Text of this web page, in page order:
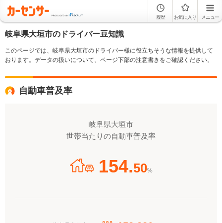
履歴 お気に入り メニュー
岐阜県大垣市のドライバー豆知識
このページでは、岐阜県大垣市のドライバー様に役立ちそうな情報を提供して
おります。データの扱いについて、ページ下部の注意書きをご確認ください。
自動車普及率
岐阜県大垣市
世帯当たりの自動車普及率
154.50%